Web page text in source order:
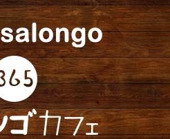
サロンゴ)カフ
せ
ェ『365カフェ』より
します。